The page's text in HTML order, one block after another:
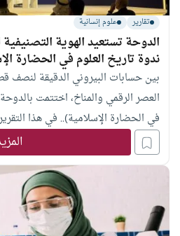
تقارير علوم إنسانية
الدوحة تستعيد الهوية
ندوة تاريخ العلوم في الحضارة
بين حسابات البيروني الدقيقة لنصف
العصر الرقمي والمناخ، اختتمت
في الحضارة الإسلامية).. في هذا
التخصصي في يومها الثاني والأخير